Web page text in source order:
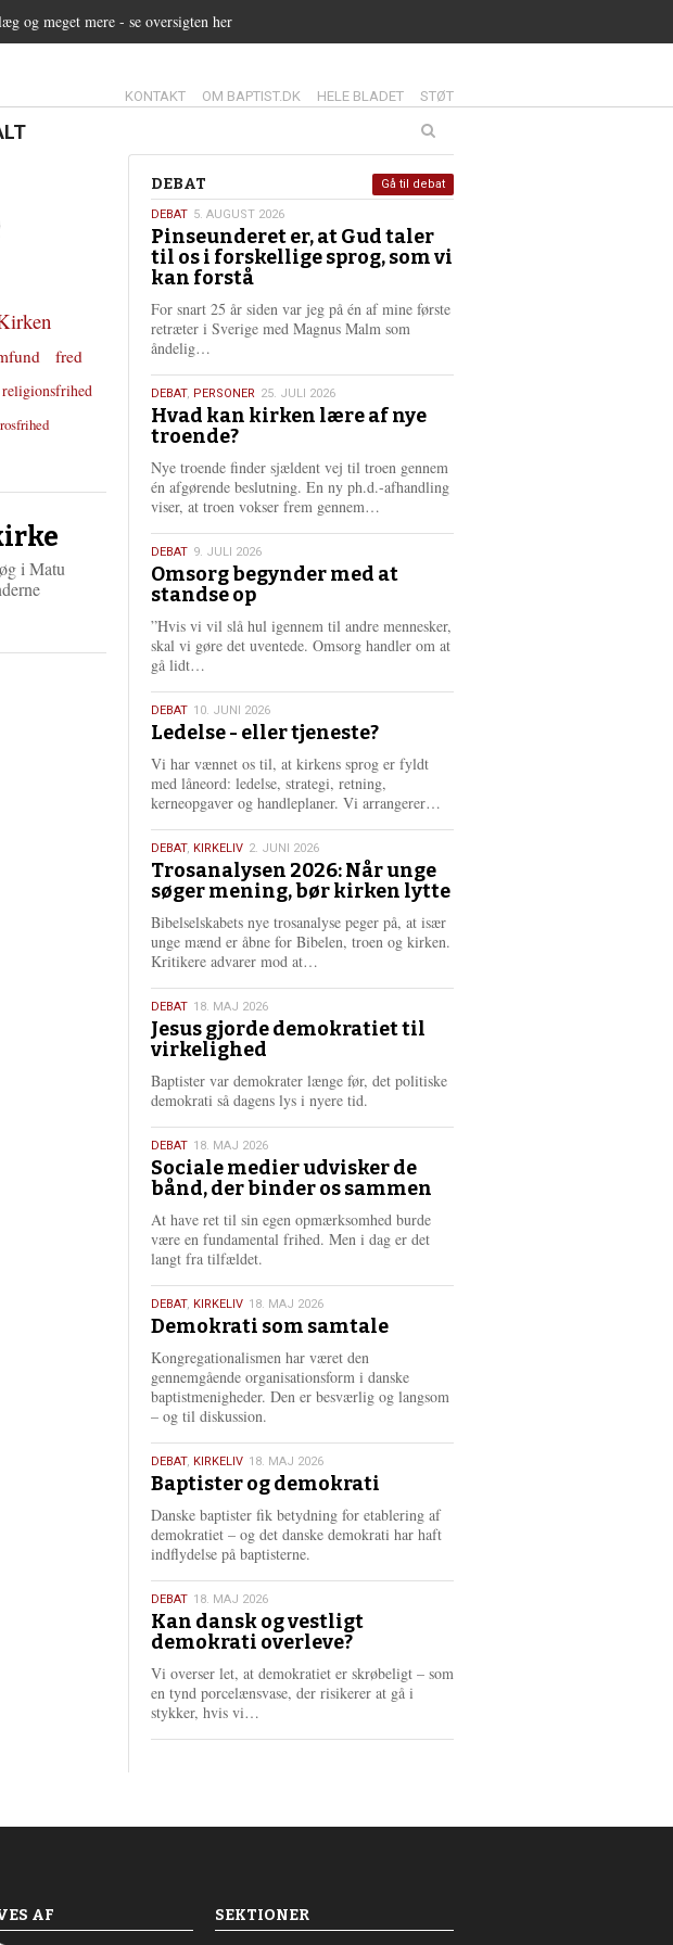
og meget mere - se oversigten her
13.0:
KONTAKT 14.0:
OM BAPTIST.DK 15.0:
HELE BLADET 16.0:
STØT
fred
religionsfrihed
i Matu
Debat
DEBAT
5.
august
2026
DEBAT 5. AUGUST 2026
Pinseunderet er, at Gud taler
til os i forskellige sprog, som vi
kan forstå
For snart 25 år siden var jeg på én af mine første
retræter i Sverige med Magnus Malm som
åndelig…
s
m
e
r
e
25.
juli
2026
DEBAT, PERSONER 25. JULI 2026
Hvad kan kirken lære af nye
troende?
Nye troende finder sjældent vej til troen gennem
én afgørende beslutning. En ny ph.d.-afhandling
viser, at troen vokser frem gennem…
e
e
9.
juli
2026
DEBAT 9. JULI 2026
Omsorg begynder med at
standse op
”Hvis vi vil slå hul igennem til andre mennesker,
skal vi gøre det uventede. Omsorg handler om at
gå lidt…
s
e
r
e
10.
juni
2026
DEBAT 10. JUNI 2026
Ledelse - eller tjeneste?
Vi har vænnet os til, at kirkens sprog er fyldt
med låneord: ledelse, strategi, retning,
kerneopgaver og handleplaner. Vi arrangerer…
r
e
2.
juni
2026
DEBAT, KIRKELIV 2. JUNI 2026
Trosanalysen 2026: Når unge
søger mening, bør kirken lytte
Bibelselskabets nye trosanalyse peger på, at især
unge mænd er åbne for Bibelen, troen og kirken.
Kritikere advarer mod at…
e
e
18.
maj
2026
DEBAT 18. MAJ 2026
Jesus gjorde demokratiet til
virkelighed
Baptister var demokrater længe før, det politiske
demokrati så dagens lys i nyere tid.
18.
maj
2026
DEBAT 18. MAJ 2026
Sociale medier udvisker de
bånd, der binder os sammen
At have ret til sin egen opmærksomhed burde
være en fundamental frihed. Men i dag er det
langt fra tilfældet.
18.
maj
2026
DEBAT, KIRKELIV 18. MAJ 2026
Demokrati som samtale
Kongregationalismen har været den
gennemgående organisationsform i danske
baptistmenigheder. Den er besværlig og langsom
– og til diskussion.
18.
maj
2026
DEBAT, KIRKELIV 18. MAJ 2026
Baptister og demokrati
Danske baptister fik betydning for etablering af
demokratiet – og det danske demokrati har haft
indflydelse på baptisterne.
18.
maj
2026
DEBAT 18. MAJ 2026
Kan dansk og vestligt
demokrati overleve?
Vi overser let, at demokratiet er skrøbeligt – som
en tynd porcelænsvase, der risikerer at gå i
stykker, hvis vi…
e
Gå til debat
AF SEKTIONER